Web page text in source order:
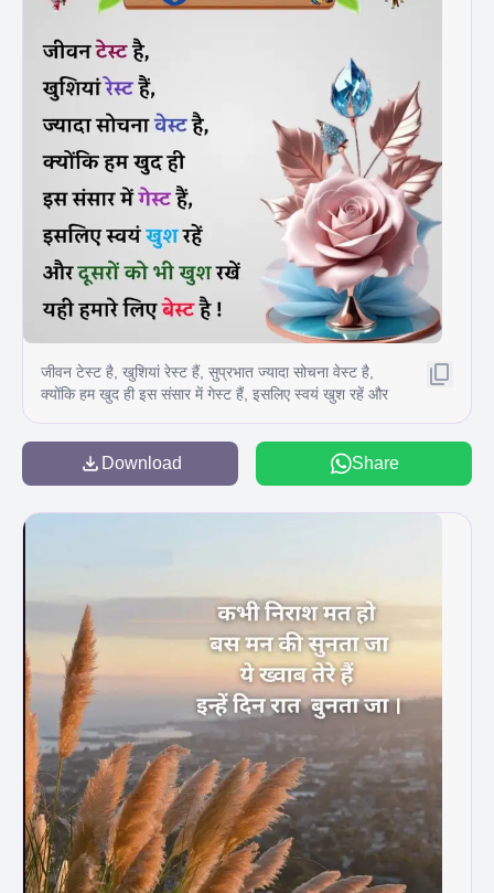
जीवन टेस्ट है, खुशियां रेस्ट हैं, सुप्रभात ज्यादा सोचना वेस्ट है,
क्योंकि हम खुद ही इस संसार में गेस्ट हैं, इसलिए स्वयं खुश रहें और
Download Share